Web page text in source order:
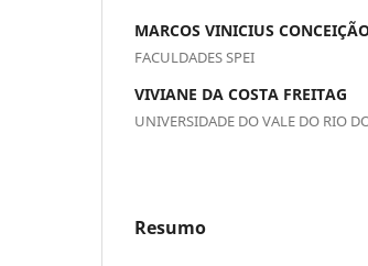
MARCOS VINICIUS
FACULDADES SPEI
VIVIANE DA COSTA FREITAG
UNIVERSIDADE DO VALE DO RIO
Resumo